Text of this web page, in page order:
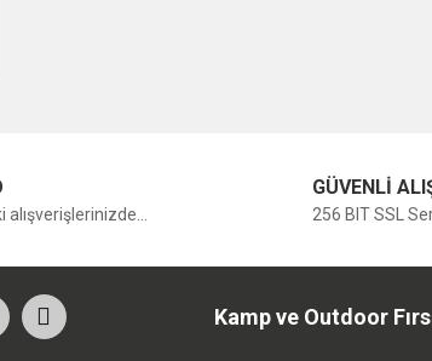
GÜVENLİ
256 BIT SSL
Kamp ve Outdoor